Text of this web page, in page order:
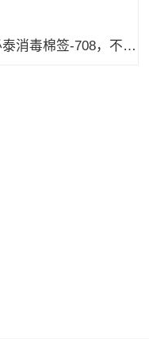
洗必泰消毒棉签-708，不含液体